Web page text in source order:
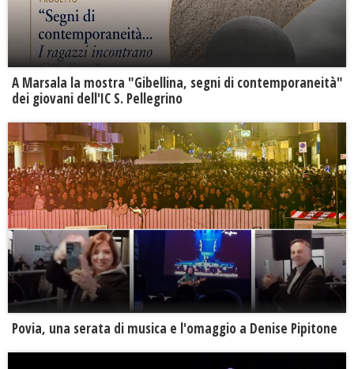
A Marsala la mostra "Gibellina, segni di contemporaneità"
dei giovani dell'IC S. Pellegrino
Povia, una serata di musica e l'omaggio a Denise Pipitone